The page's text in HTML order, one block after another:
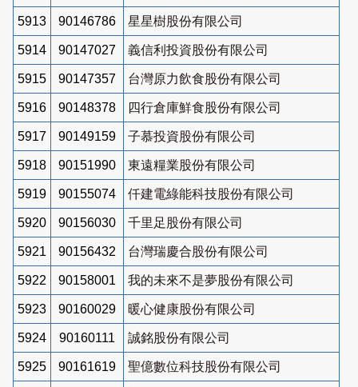
5913 90146786 星星樹股份有限公司
5914 90147027 義信利投資股份有限公司
5915 90147357 台灣原力飲食股份有限公司
5916 90148378 四行倉庫鮮食股份有限公司
5917 90149159 子慕投資股份有限公司
5918 90151990 東遠糧業股份有限公司
5919 90155074 仟建電綠能科技股份有限公司
5920 90156030 千里足股份有限公司
5921 90156432 台灣瑞慶合股份有限公司
5922 90158001 我的未來不是夢股份有限公司
5923 90160029 暖心健康股份有限公司
5924 90160111 誠銘股份有限公司
5925 90161619 聖億數位科技股份有限公司